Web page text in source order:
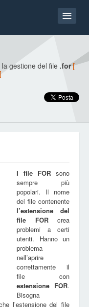
gestione del file .for [
I file FOR sono
sempre più
popolari. Il nome
del file contenente
l’estensione del
file FORcrea
problemi a certi
utenti. Hanno un
problema
nell’aprire
correttamente il
file con
estensione FOR.
Bisogna
l’estensione del file